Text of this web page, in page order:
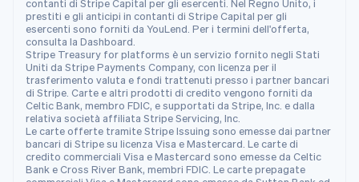
contanti di Stripe Capital per gli esercenti. Nel Regno Unito, i
prestiti e gli anticipi in contanti di Stripe Capital per gli
esercenti sono forniti da YouLend. Per i termini dell'offerta,
consulta la Dashboard.
Stripe Treasury for platforms è un servizio fornito negli Stati
Uniti da Stripe Payments Company, con licenza per il
trasferimento valuta e fondi trattenuti presso i partner bancari
di Stripe. Carte e altri prodotti di credito vengono forniti da
Celtic Bank, membro FDIC, e supportati da Stripe, Inc. e dalla
relativa società affiliata Stripe Servicing, Inc.
Le carte offerte tramite Stripe Issuing sono emesse dai partner
bancari di Stripe su licenza Visa e Mastercard. Le carte di
credito commerciali Visa e Mastercard sono emesse da Celtic
Bank e Cross River Bank, membri FDIC. Le carte prepagate
Regno Unito
English
Repubblica Ceca
English
Romania
English
Singapore
English简体中文
Slovacchia
English
Slovenia